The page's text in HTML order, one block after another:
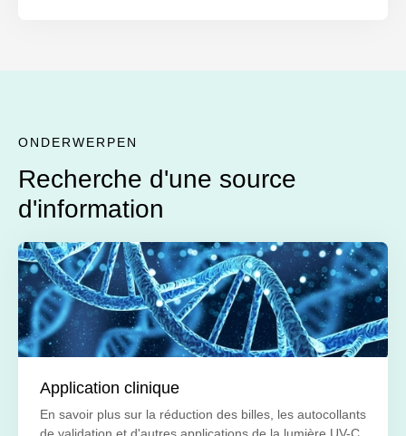
ONDERWERPEN
Recherche d'une source
d'information
Application clinique
En savoir plus sur la réduction des billes, les autocollants